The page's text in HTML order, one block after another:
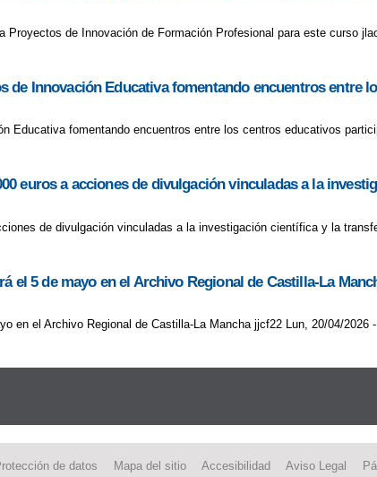
de Innovación de Formación Profesional para este curso
de Innovación Educativa fomentando encuentros entre
Educativa fomentando encuentros entre los centros educativos
euros a acciones de divulgación vinculadas a la
de divulgación vinculadas a la investigación científica y la
el 5 de mayo en el Archivo Regional de Castilla-La
en el Archivo Regional de Castilla-La Mancha jjcf22 Lun, 20/04/2026
de datos Mapa del sitio Accesibilidad Aviso Legal